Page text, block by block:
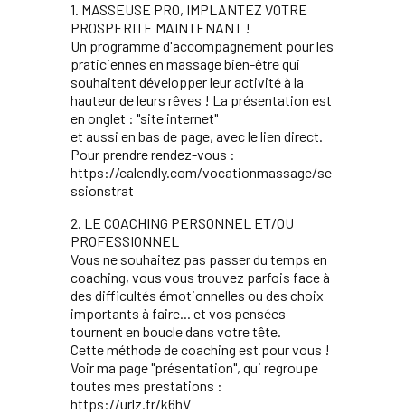
1. MASSEUSE PRO, IMPLANTEZ VOTRE
PROSPERITE MAINTENANT !
Un programme d'accompagnement pour les
praticiennes en massage bien-être qui
souhaitent développer leur activité à la
hauteur de leurs rêves ! La présentation est
en onglet : "site internet"
et aussi en bas de page, avec le lien direct.
Pour prendre rendez-vous :
https://calendly.com/vocationmassage/se
ssionstrat
2. LE COACHING PERSONNEL ET/OU
PROFESSIONNEL
Vous ne souhaitez pas passer du temps en
coaching, vous vous trouvez parfois face à
des difficultés émotionnelles ou des choix
importants à faire... et vos pensées
tournent en boucle dans votre tête.
Cette méthode de coaching est pour vous !
Voir ma page "présentation", qui regroupe
toutes mes prestations :
https://urlz.fr/k6hV